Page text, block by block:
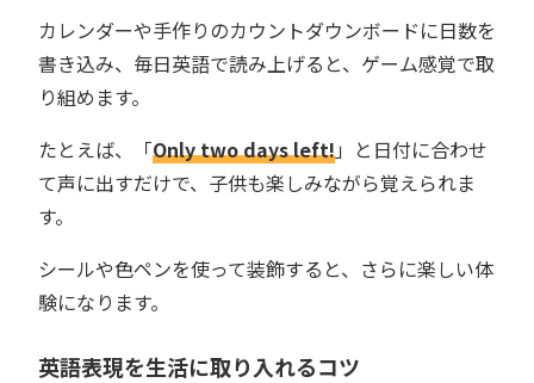
カレンダーや手作りのカウントダウンボードに日数を
書き込み、毎日英語で読み上げると、ゲーム感覚で取
り組めます。
たとえば、「Only two days left!」と日付に合わせ
て声に出すだけで、子供も楽しみながら覚えられま
す。
シールや色ペンを使って装飾すると、さらに楽しい体
験になります。
英語表現を生活に取り入れるコツ